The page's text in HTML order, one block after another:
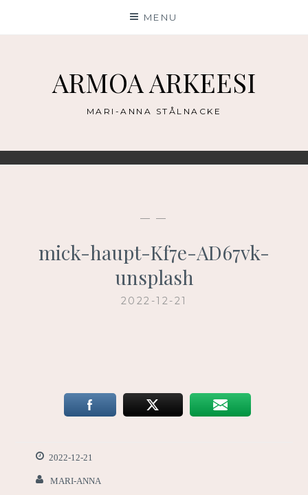
MENU
ARMOA ARKEESI
MARI-ANNA STÅLNACKE
— —
mick-haupt-Kf7e-AD67vk-
unsplash
2022-12-21
2022-12-21
MARI-ANNA